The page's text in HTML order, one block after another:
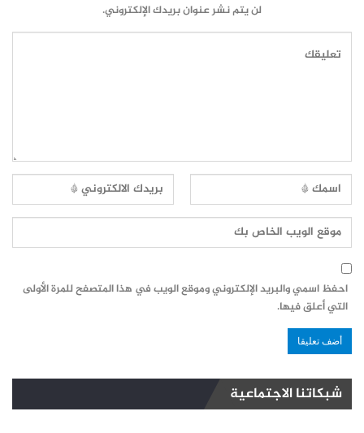
لن يتم نشر عنوان بريدك الإلكتروني.
احفظ اسمي والبريد الإلكتروني وموقع الويب في هذا المتصفح للمرة الأولى
التي أعلق فيها.
شبكاتنا الاجتماعية